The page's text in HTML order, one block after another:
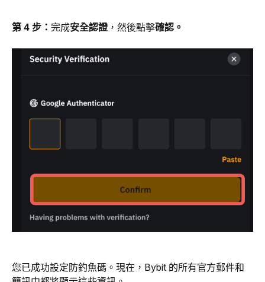
第 4 步： 完成安全認證 ，然後點擊確認。
您已成功設定防釣魚碼。現在，Bybit 的所有官方郵件和